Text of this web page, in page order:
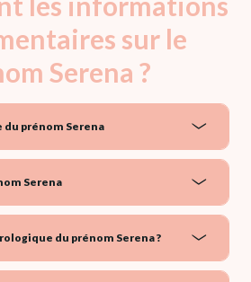
sur le
Serena ?
prénom Serena
Serena
du prénom Serena ?